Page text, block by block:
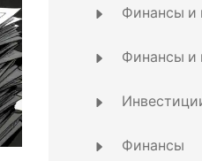
Финансы и
Финансы и
Финансы